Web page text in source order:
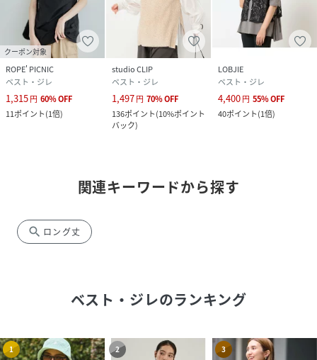
クーポン対象
ROPE' PICNIC
ベスト・ジレ
1,315円 60%OFF
11ポイント(1倍)
studio CLIP
ベスト・ジレ
1,497円 70%OFF
136ポイント(10%ポイント
バック)
LOBJIE
ベスト・ジレ
4,400円 55%OFF
40ポイント(1倍)
関連キーワードから探す
search ロング丈
ベスト・ジレのランキング
1 2 3